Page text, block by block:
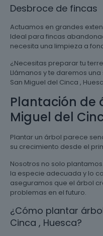
Desbroce de fincas
Actuamos en grandes
Ideal para fincas
necesita una limpieza a
¿Necesitas preparar tu
Llámanos y te daremos
San Miguel del Cinca ,
Plantación de
Miguel del
Plantar un árbol parece
su crecimiento desde el
Nosotros no solo
la especie adecuada y lo
aseguramos que el árbol
problemas en el futuro.
¿Cómo plantar
Cinca , Huesca?